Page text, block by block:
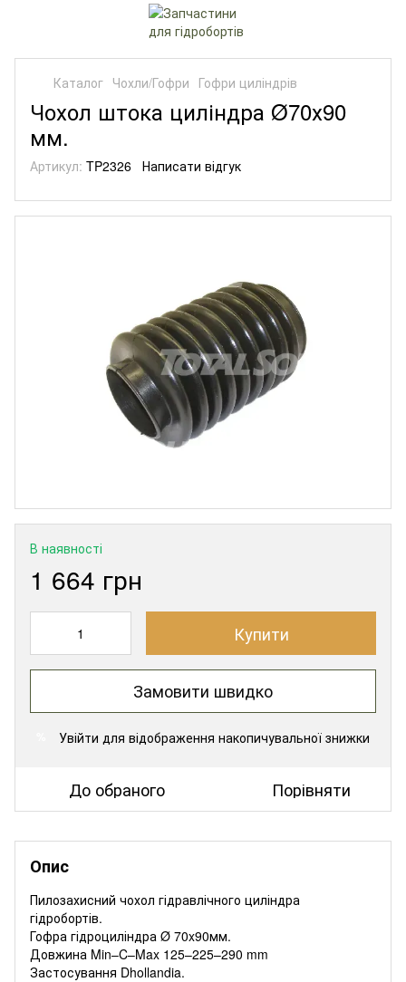
Каталог Чохли/Гофри Гофри циліндрів
Чохол штока циліндра Ø70х90
мм.
Артикул: TP2326 Написати відгук
В наявності
1 664 грн
Купити
Замовити швидко
Увійти для відображення накопичувальної знижки
До обраного Порівняти
Опис
Пилозахисний чохол гідравлічного циліндра
гідробортів.
Гофра гідроциліндра Ø 70x90мм.
Довжина Min–C–Max 125–225–290 mm
Застосування Dhollandia.